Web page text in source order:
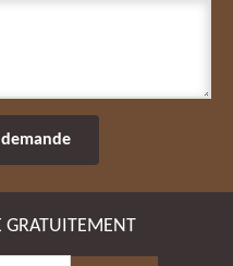
GRATUITEMENT